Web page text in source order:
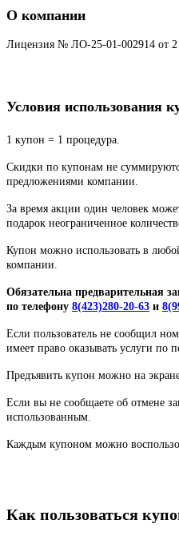
О компании
Лицензия № ЛО-25-01-002914 от 2
Условия использования
1 купон = 1 процедура.
Скидки по купонам не
предложениями компании.
За время акции один человек
подарок неограниченное
Купон можно использовать в
компании.
Обязательна предварительная
по телефону 8(423)280-20-63 и
Если пользователь не сообщил
имеет право оказывать услуги по
Предъявить купон можно на
Если вы не сообщаете об отмене
использованным.
Каждым купоном можно
Как пользоваться